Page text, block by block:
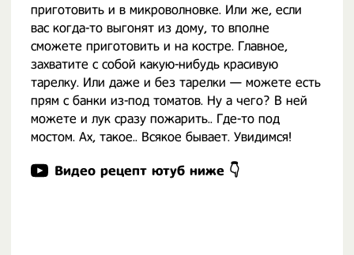
приготовить и в микроволновке. Или же, если
вас когда-то выгонят из дому, то вполне
сможете приготовить и на костре. Главное,
захватите с собой какую-нибудь красивую
тарелку. Или даже и без тарелки — можете есть
прям с банки из-под томатов. Ну а чего? В ней
можете и лук сразу пожарить.. Где-то под
мостом. Ах, такое.. Всякое бывает. Увидимся!
Видео рецепт ютуб ниже 👇